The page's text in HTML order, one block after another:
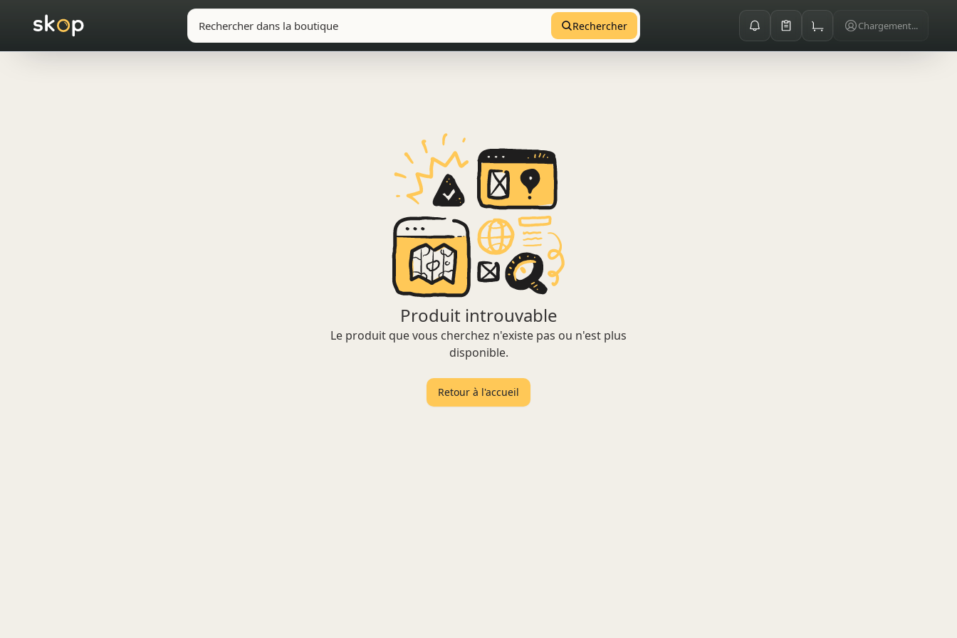
Rechercher Chargement...
Produit introuvable
Le produit que vous cherchez n'existe pas ou n'est plus
disponible.
Retour à l'accueil